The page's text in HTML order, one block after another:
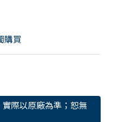
購買
際以原廠為準；恕無